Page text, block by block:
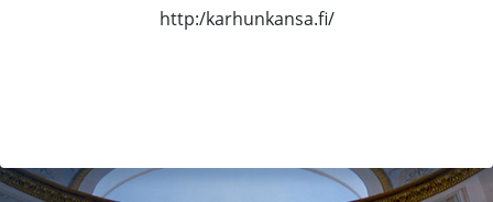
http:/karhunkansa.fi/